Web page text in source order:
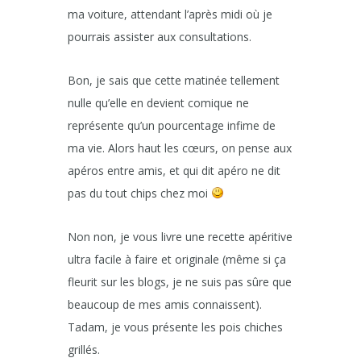
ma voiture, attendant l’après midi où je
pourrais assister aux consultations.
Bon, je sais que cette matinée tellement
nulle qu’elle en devient comique ne
représente qu’un pourcentage infime de
ma vie. Alors haut les cœurs, on pense aux
apéros entre amis, et qui dit apéro ne dit
pas du tout chips chez moi
Non non, je vous livre une recette apéritive
ultra facile à faire et originale (même si ça
fleurit sur les blogs, je ne suis pas sûre que
beaucoup de mes amis connaissent).
Tadam, je vous présente les pois chiches
grillés.